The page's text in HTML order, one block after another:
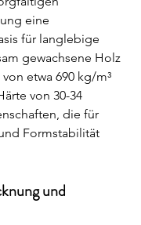
eine
für langlebige
gewachsene Holz
etwa 690 kg/m³
von 30-34
die für
Formstabilität
und